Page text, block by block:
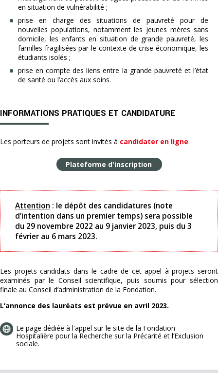
en situation de vulnérabilité ;
prise en charge des situations de pauvreté pour de
nouvelles populations, notamment les jeunes mères sans
domicile, les enfants en situation de grande pauvreté, les
familles fragilisées par le contexte de crise économique, les
étudiants isolés ;
prise en compte des liens entre la grande pauvreté et l’état
de santé ou l’accès aux soins.
INFORMATIONS PRATIQUES ET CANDIDATURE
Les porteurs de projets sont invités à candidater en ligne.
Plateforme d'inscription
Attention : le dépôt des candidatures (note
d’intention dans un premier temps) sera possible
du 29 novembre 2022 au 9 janvier 2023, puis du 3
février au 6 mars 2023.
Les projets candidats dans le cadre de cet appel à projets seront
examinés par le Conseil scientifique, puis soumis pour sélection
finale au Conseil d’administration de la Fondation.
L’annonce des lauréats est prévue en avril 2023.
Le page dédiée à l'appel sur le site de la Fondation
Hospitalière pour la Recherche sur la Précarité et l’Exclusion
sociale.